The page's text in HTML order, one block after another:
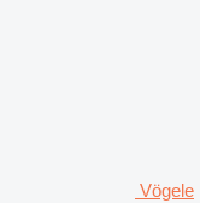
Vögele